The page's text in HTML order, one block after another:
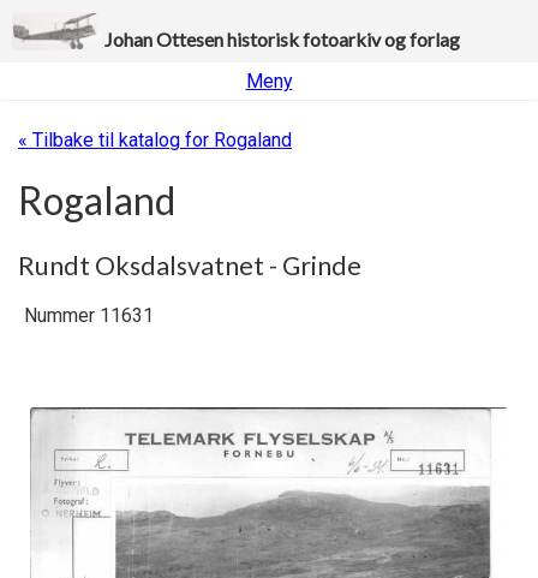
Johan Ottesen historisk fotoarkiv og forlag
Meny
« Tilbake til katalog for Rogaland
Rogaland
Rundt Oksdalsvatnet - Grinde
Nummer 11631